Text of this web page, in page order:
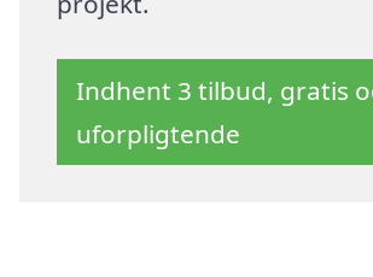
Indhent 3 tilbud, gratis
uforpligtende